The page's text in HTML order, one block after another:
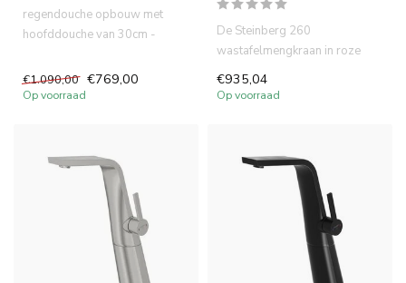
regendouche opbouw met
hoofddouche van 30cm -
verouderd i...
€1.090,00 €769,00
Op voorraad
De Steinberg 260
wastafelmengkraan in roze
koper combineert strak design
met hoo...
€935,04
Op voorraad